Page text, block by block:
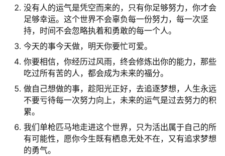
没有人的运气是凭空而来的，只有你足够努力，你才会
足够幸运。这个世界不会辜负每一份努力，每一次坚
持，时间不会忽略执着和勇敢的每一个人。
今天的事今天做，明天你要忙可爱。
你要相信，你经历过风雨，终会修炼出你的能力，那些
吃过所有苦的人，都会成为未来的福分。
做自己想做的事，趁阳光正好，去追逐梦想，人生永远
不要亏待每一次努力向上，未来的运气是过去努力的积
累。
我们单枪匹马地走进这个世界，只为活出属于自己的所
有可能性，愿你今生既有栖息无处不在，又有追求梦想
的勇气。